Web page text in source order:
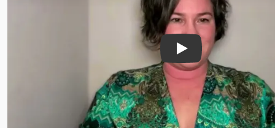
Verena Fleißner Egobuster
Play